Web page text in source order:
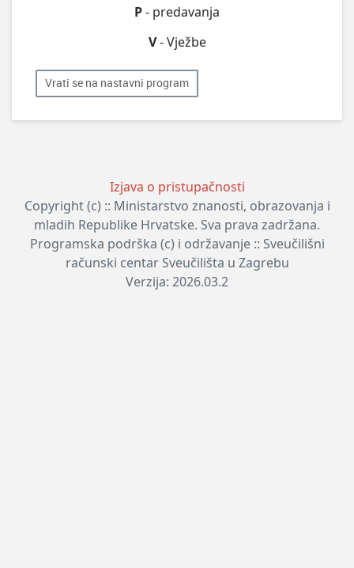
P- predavanja
V- Vježbe
Vrati se na nastavni program
Izjava o pristupačnosti
Copyright (c) :: Ministarstvo znanosti, obrazovanja i
mladih Republike Hrvatske. Sva prava zadržana.
Programska podrška (c) i održavanje :: Sveučilišni
računski centar Sveučilišta u Zagrebu
Verzija: 2026.03.2